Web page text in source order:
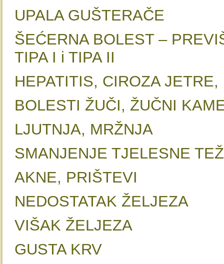
UPALA
ŠEĆERNA BOLEST –
TIPA I i TIPA II
HEPATITIS, CIROZA
BOLESTI ŽUČI,
LJUTNJA,
SMANJENJE TJELESNE
AKNE,
NEDOSTATAK
VIŠAK
GUSTA